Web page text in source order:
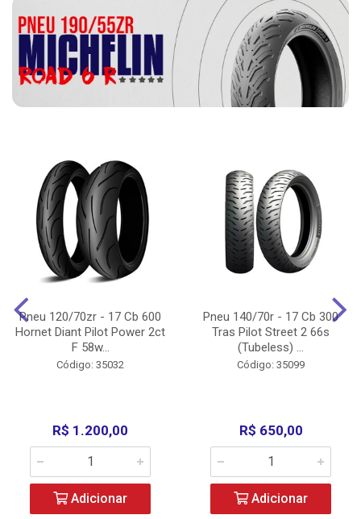
Pneu 120/70zr - 17 Cb 600
Hornet Diant Pilot Power 2ct
F 58w...
Código: 35032
R$ 1.200,00
Adicionar
Pneu 140/70r - 17 Cb 300
Tras Pilot Street 2 66s
(Tubeless) ...
Código: 35099
R$ 650,00
Adicionar